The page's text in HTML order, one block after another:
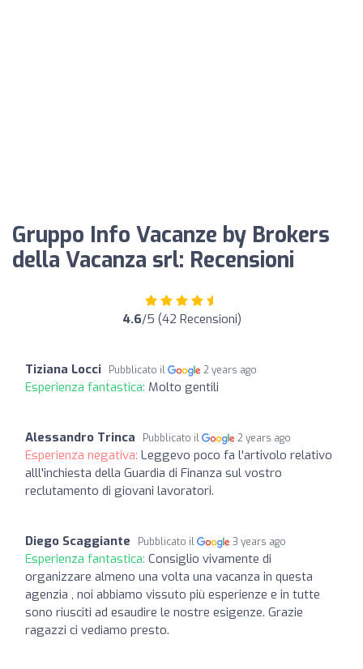
Gruppo Info Vacanze by Brokers
della Vacanza srl: Recensioni
4.6/5 (42 Recensioni)
Tiziana Locci Pubblicato il 2 years ago
Esperienza fantastica: Molto gentili
Alessandro Trinca Pubblicato il 2 years ago
Esperienza negativa: Leggevo poco fa l'artivolo relativo
alll'inchiesta della Guardia di Finanza sul vostro
reclutamento di giovani lavoratori.
Diego Scaggiante Pubblicato il 3 years ago
Esperienza fantastica: Consiglio vivamente di
organizzare almeno una volta una vacanza in questa
agenzia , noi abbiamo vissuto più esperienze e in tutte
sono riusciti ad esaudire le nostre esigenze. Grazie
ragazzi ci vediamo presto.